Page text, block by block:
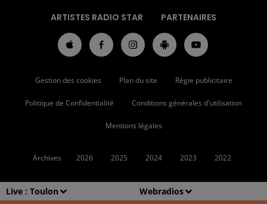
Live : Toulon Webradios
ARTISTES RADIO STAR PARTENAIRES
Gestion des cookies Plan du site Régie publicitaire
Politique de Confidentialité Conditions générales d'utilisation
Mentions légales
Archives 2026 2025 2024 2023 2022